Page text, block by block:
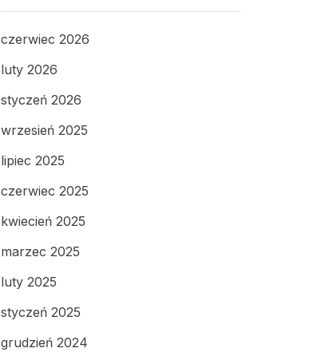
czerwiec 2026
luty 2026
styczeń 2026
wrzesień 2025
lipiec 2025
czerwiec 2025
kwiecień 2025
marzec 2025
luty 2025
styczeń 2025
grudzień 2024